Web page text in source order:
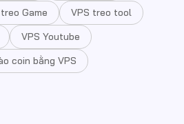
Game
VPS treo tool
VPS Youtube
coin bằng VPS